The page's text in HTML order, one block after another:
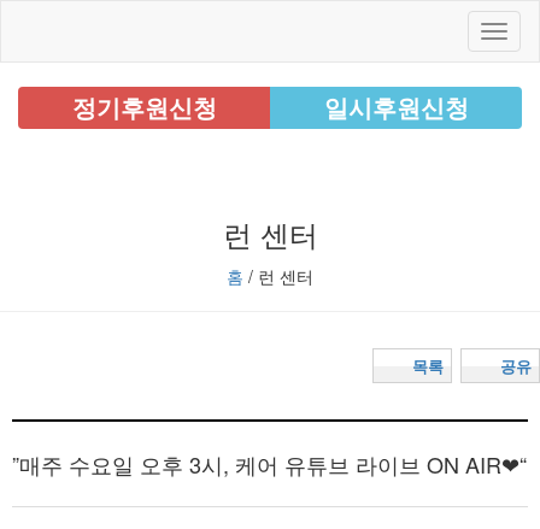
정기후원신청 일시후원신청
런 센터
홈 / 런 센터
공유
목록
”매주 수요일 오후 3시, 케어 유튜브 라이브 ON AIR❤“